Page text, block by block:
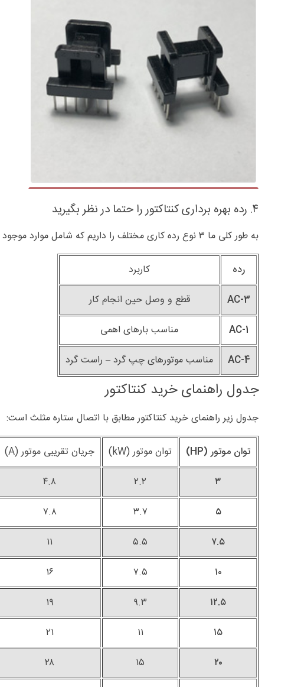
۴. رده بهره برداری کنتاکتور را حتما در نظر بگیرید
به طور کلی ما ۳ نوع رده کاری مختلف را داریم که شامل موارد موجود در جدول زیر هستند:
رده
کاربرد
AC-3
قطع و وصل حین انجام کار
AC-1
مناسب بارهای اهمی
AC-4
مناسب موتورهای چپ گرد – راست گرد
جدول راهنمای خرید کنتاکتور
جدول زیر راهنمای خرید کنتاکتور مطابق با اتصال ستاره مثلث است:
توان موتور (HP) توان موتور (kW) جریان تقریبی موتور (A)
۳
۲.۲ ۴.۸
۵
۳.۷ ۷.۸
۷.۵
۵.۵ ۱۱
۱۰
۷.۵ ۱۶
۱۲.۵
۹.۳ ۱۹
۱۵
۱۱ ۲۱
۲۰
۱۵ ۲۸